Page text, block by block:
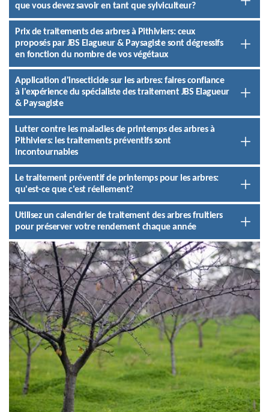
que vous devez savoir en tant que sylviculteur?
Prix de traitements des arbres à Pithiviers: ceux
proposés par JBS Elagueur & Paysagiste sont dégressifs
en fonction du nombre de vos végétaux
Application d'insecticide sur les arbres: faires confiance
à l'expérience du spécialiste des traitement JBS Elagueur
& Paysagiste
Lutter contre les maladies de printemps des arbres à
Pithiviers: les traitements préventifs sont
incontournables
Le traitement préventif de printemps pour les arbres:
qu'est-ce que c'est réellement?
Utilisez un calendrier de traitement des arbres fruitiers
pour préserver votre rendement chaque année